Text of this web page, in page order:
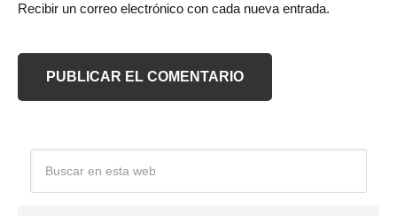
Recibir un correo electrónico con cada nueva entrada.
Barra
lateral